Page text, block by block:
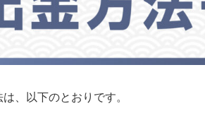
、以下のとおりです。